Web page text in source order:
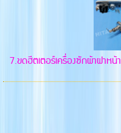
7.ขดฮีตเตอร์เครื่องซักผ้าฝาหน้า